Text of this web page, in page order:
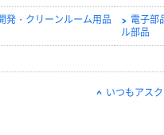
発・クリーンルーム用品
電子部
ル部品
いつもアス